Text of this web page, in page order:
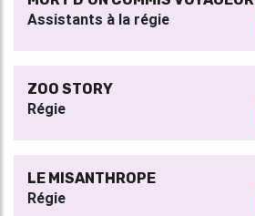
Assistants à la régie
ZOO STORY
Régie
LE MISANTHROPE
Régie